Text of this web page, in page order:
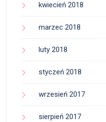
kwiecień 2018
marzec 2018
luty 2018
styczeń 2018
wrzesień 2017
sierpień 2017